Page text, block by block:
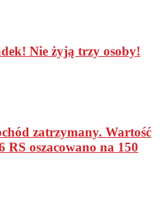
Nie żyją trzy osoby!
zatrzymany. Wartość
RS oszacowano na 150